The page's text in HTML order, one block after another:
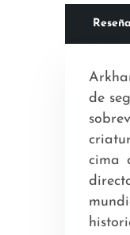
Reseña
de
cima